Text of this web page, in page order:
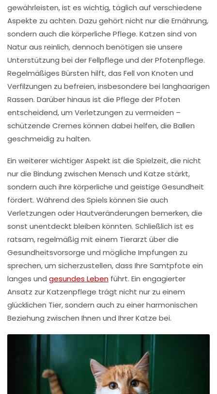
gewährleisten, ist es wichtig, täglich auf verschiedene
Aspekte zu achten. Dazu gehört nicht nur die Ernährung,
sondern auch die körperliche Pflege. Katzen sind von
Natur aus reinlich, dennoch benötigen sie unsere
Unterstützung bei der Fellpflege und derPfotenpflege.
Regelmäßiges Bürsten hilft, das Fell von Knoten und
Verfilzungen zu befreien, insbesondere bei langhaarigen
Rassen. Darüber hinaus ist die Pflege derPfoten
entscheidend, um Verletzungen zu vermeiden –
schützende Cremes können dabei helfen, die Ballen
geschmeidig zu halten.
Ein weiterer wichtiger Aspekt ist die Spielzeit, die nicht
nur die Bindung zwischen Mensch und Katze stärkt,
sondern auch ihre körperliche und geistige Gesundheit
fördert. Während des Spiels können Sie auch
Verletzungen oder Hautveränderungen bemerken, die
sonst unentdeckt bleiben könnten. Schließlich ist es
ratsam, regelmäßig mit einem Tierarzt über die
Gesundheitsvorsorge und mögliche Impfungen zu
sprechen, um sicherzustellen, dass Ihre Samtpfote ein
langes und gesundes Leben führt. Ein engagierter
Ansatz zur Katzenpflege trägt nicht nur zu einem
glücklichen Tier, sondern auch zu einer harmonischen
Beziehung zwischen Ihnen und Ihrer Katze bei.